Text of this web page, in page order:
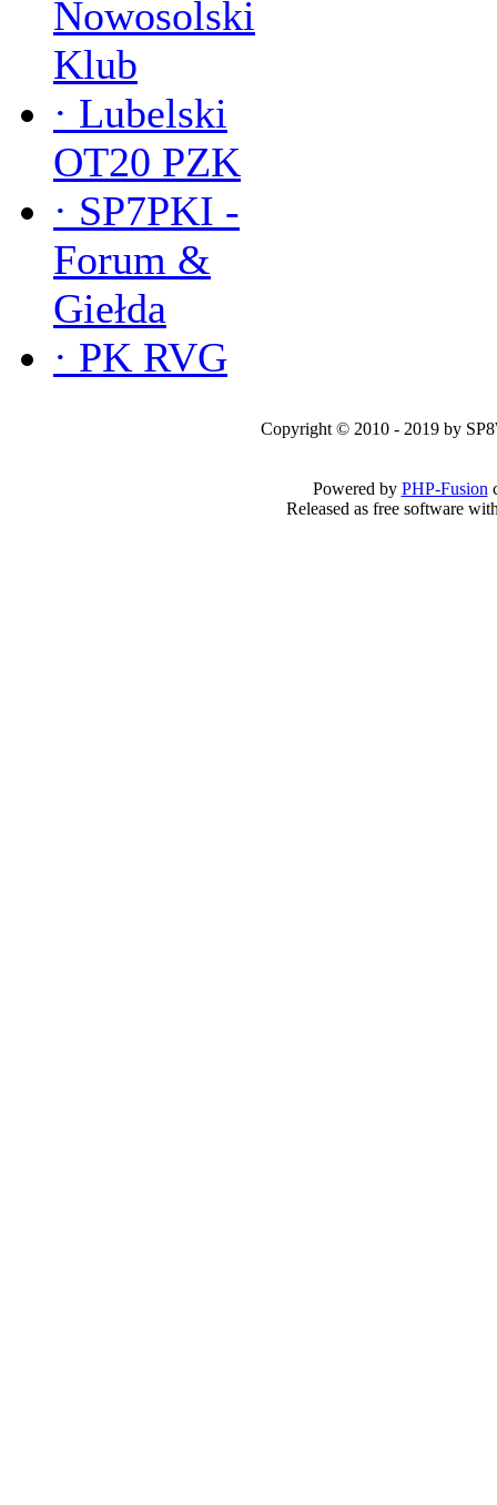
Nowosolski
Klub
· Lubelski
OT20 PZK
· SP7PKI -
Forum &
Giełda
· PK RVG
Copyright © 2010 - 2019 by
Powered by PHP-Fusion
Released as free software